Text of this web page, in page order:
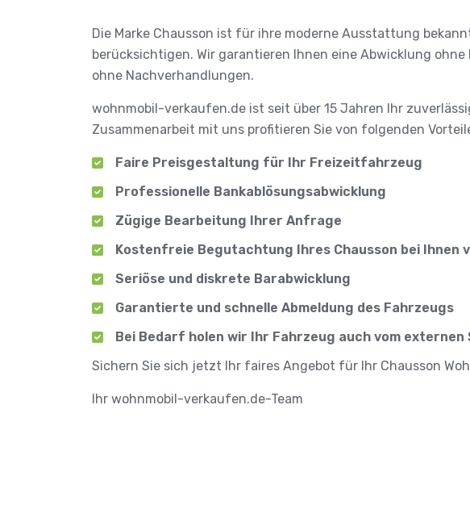
Die Marke Chausson ist für ihre moderne Ausstattung
berücksichtigen. Wir garantieren Ihnen eine Abwicklung
ohne Nachverhandlungen.
wohnmobil-verkaufen.de ist seit über 15 Jahren Ihr
Zusammenarbeit mit uns profitieren Sie von folgenden
Faire Preisgestaltung für Ihr Freizeitfahrzeug
Professionelle Bankablösungsabwicklung
Zügige Bearbeitung Ihrer Anfrage
Kostenfreie Begutachtung Ihres Chausson bei Ihnen
Seriöse und diskrete Barabwicklung
Garantierte und schnelle Abmeldung des Fahrzeugs
Bei Bedarf holen wir Ihr Fahrzeug auch vom externen
Sichern Sie sich jetzt Ihr faires Angebot für Ihr Chausson
Ihr wohnmobil-verkaufen.de-Team